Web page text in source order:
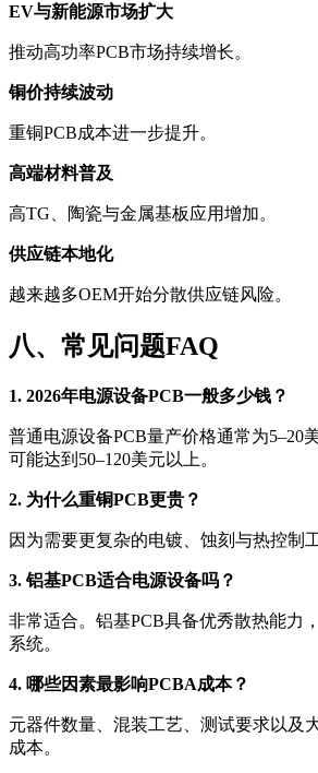
EV与新能源市场扩大
推动高功率PCB市场持续增长。
铜价持续波动
重铜PCB成本进一步提升。
高端材料普及
高TG、陶瓷与金属基板应用增加。
供应链本地化
越来越多OEM开始分散供应链风险。
八、常见问题FAQ
1. 2026年电源设备PCB一般多少钱？
普通电源设备PCB量产价格通常为5–20
可能达到50–120美元以上。
2. 为什么重铜PCB更贵？
因为需要更复杂的电镀、蚀刻与热控制工
3. 铝基PCB适合电源设备吗？
非常适合。铝基PCB具备优秀散热能力
系统。
4. 哪些因素最影响PCBA成本？
元器件数量、混装工艺、测试要求以及
成本。